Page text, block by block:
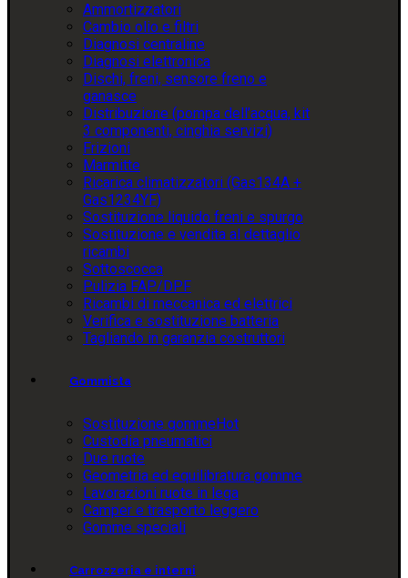
Ammortizzatori
Cambio olio e filtri
Diagnosi centraline
Diagnosi elettronica
Dischi, freni, sensore freno e
ganasce
Distribuzione (pompa dell’acqua, kit
3 componenti, cinghia servizi)
Frizioni
Marmitte
Ricarica climatizzatori (Gas134A +
Gas1234YF)
Sostituzione liquido freni e spurgo
Sostituzione e vendita al dettaglio
ricambi
Sottoscocca
Pulizia FAP/DPF
Ricambi di meccanica ed elettrici
Verifica e sostituzione batteria
Tagliando in garanzia costruttori
Gommista
Sostituzione gommeHot
Custodia pneumatici
Due ruote
Geometria ed equilibratura gomme
Lavorazioni ruote in lega
Camper e trasporto leggero
Gomme speciali
Carrozzeria e interni